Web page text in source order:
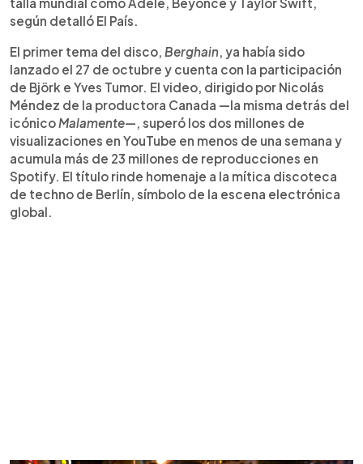
según detalló El País.
El primer tema del disco, Berghain, ya había sido
lanzado el 27 de octubre y cuenta con la participación
de Björk e Yves Tumor. El video, dirigido por Nicolás
Méndez de la productora Canada —la misma detrás del
icónicoMalamente—, superó los dos millones de
visualizaciones en YouTube en menos de una semana y
acumula más de 23 millones de reproducciones en
Spotify. El título rinde homenaje a la mítica discoteca
de techno de Berlín, símbolo de la escena electrónica
global.